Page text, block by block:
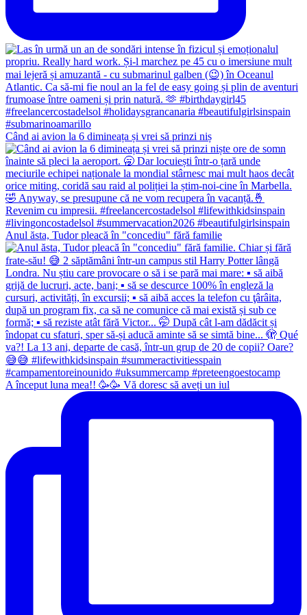
Când ai avion la 6 dimineața și vrei să prinzi niș
Anul ăsta, Tudor pleacă în "concediu" fără familie
A început luna mea!! 🥳🥳 Vă doresc să aveți un iul